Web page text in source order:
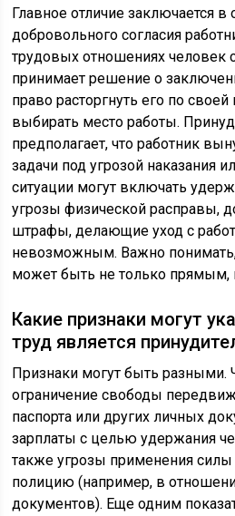
Главное отличие заключается в
добровольного согласия
трудовых отношениях человек
принимает решение о
право расторгнуть его по
выбирать место работы.
предполагает, что работник
задачи под угрозой наказания
ситуации могут включать
угрозы физической расправы,
штрафы, делающие уход с
невозможным. Важно
может быть не только прямым,
Какие признаки могут
труд является
Признаки могут быть разными.
ограничение свободы
паспорта или других личных
зарплаты с целью удержания
также угрозы применения
полицию (например, в
документов). Еще одним